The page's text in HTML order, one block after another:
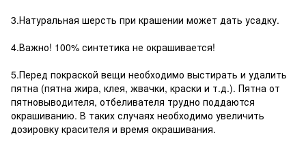
3.Натуральная шерсть при крашении может дать усадку.
4.Важно! 100% синтетика не окрашивается!
5.Перед покраской вещи необходимо выстирать и удалить
пятна (пятна жира, клея, жвачки, краски и т.д.). Пятна от
пятновыводителя, отбеливателя трудно поддаются
окрашиванию. В таких случаях необходимо увеличить
дозировку красителя и время окрашивания.